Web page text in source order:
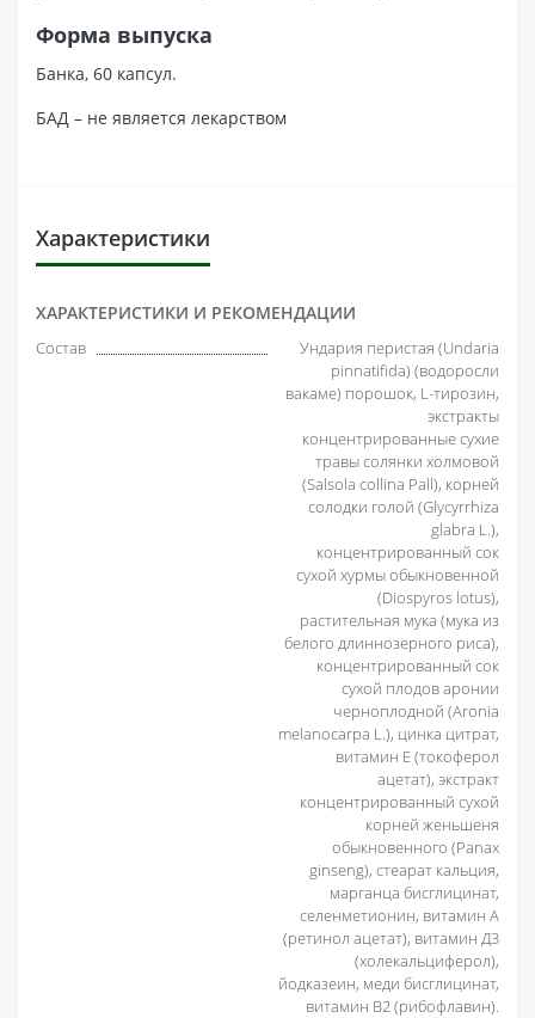
Форма выпуска
Банка, 60 капсул.
БАД – не является лекарством
Характеристики
ХАРАКТЕРИСТИКИ И РЕКОМЕНДАЦИИ
Состав
Ундария перистая (Undaria
pinnatifida) (водоросли
вакаме) порошок, L-тирозин,
экстракты
концентрированные сухие
травы солянки холмовой
(Salsola collina Pall), корней
солодки голой (Glycyrrhiza
glabra L.),
концентрированный сок
сухой хурмы обыкновенной
(Diospyros lotus),
растительная мука (мука из
белого длиннозерного риса),
концентрированный сок
сухой плодов аронии
черноплодной (Aronia
melanocarpa L.), цинка цитрат,
витамин Е (токоферол
ацетат), экстракт
концентрированный сухой
корней женьшеня
обыкновенного (Panax
ginseng), стеарат кальция,
марганца бисглицинат,
селенметионин, витамин А
(ретинол ацетат), витамин Д3
(холекальциферол),
йодказеин, меди бисглицинат,
витамин В2 (рибофлавин).